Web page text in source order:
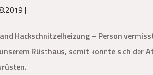
|
Hackschnitzelheizung – Person
Rüsthaus, somit konnte sich der